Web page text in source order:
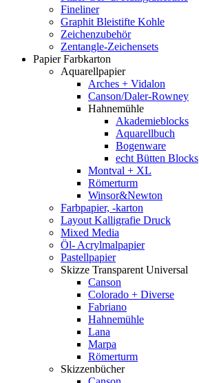
Fineliner
Graphit Bleistifte Kohle
Zeichenzubehör
Zentangle-Zeichensets
Papier Farbkarton
Aquarellpapier
Arches + Vidalon
Canson/Daler-Rowney
Hahnemühle
Akademieblocks
Aquarellbuch
Bogenware
echt Bütten Blocks
Montval + XL
Römerturm
Winsor&Newton
Farbpapier, -karton
Layout Kalligrafie Druck
Mixed Media
Öl- Acrylmalpapier
Pastellpapier
Skizze Transparent Universal
Canson
Colorado + Diverse
Fabriano
Hahnemühle
Lana
Marpa
Römerturm
Skizzenbücher